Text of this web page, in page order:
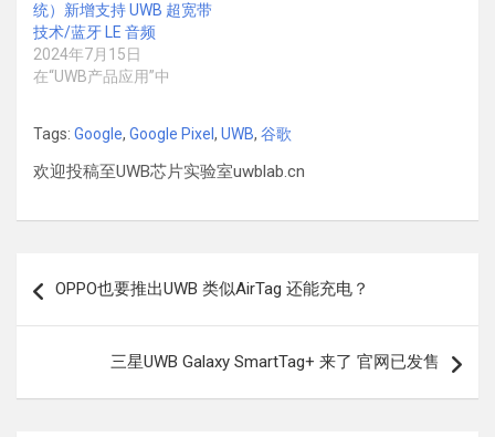
统）新增支持 UWB 超宽带
技术/蓝牙 LE 音频
2024年7月15日
在“UWB产品应用”中
Tags: Google, Google Pixel , UWB, 谷歌
欢迎投稿至UWB芯片实验室uwblab.cn
章
OPPO也要推出UWB 类似AirTag 还能充电？
三星UWB Galaxy SmartTag+ 来了 官网已发售